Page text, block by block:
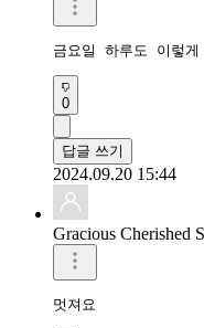
금요일 하루도 이렇
0
답글 쓰기
2024.09.20 15:44
Gracious Cherished
멋져요